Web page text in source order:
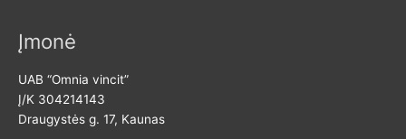
Įmonė
UAB “Omnia vincit”
Į/K 304214143
Draugystės g. 17, Kaunas